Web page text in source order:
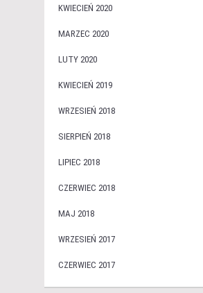
KWIECIEŃ 2020
MARZEC 2020
LUTY 2020
KWIECIEŃ 2019
WRZESIEŃ 2018
SIERPIEŃ 2018
LIPIEC 2018
CZERWIEC 2018
MAJ 2018
WRZESIEŃ 2017
CZERWIEC 2017